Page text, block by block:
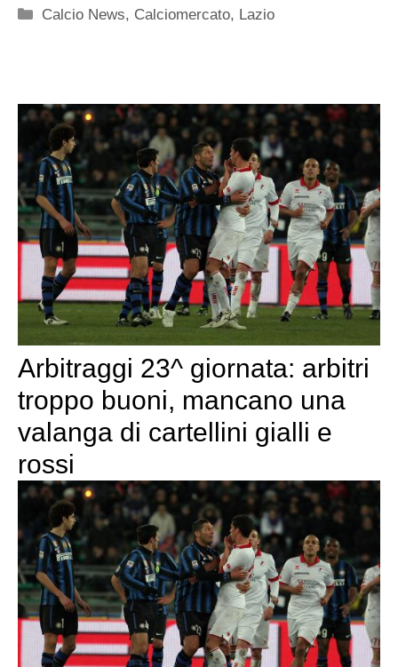
Categorie
Calcio News, Calciomercato, Lazio
Arbitraggi 23^ giornata: arbitri
troppo buoni, mancano una
valanga di cartellini gialli e
rossi